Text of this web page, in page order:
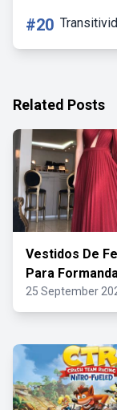
#20
Related Posts
Vestidos De
Para
25 September